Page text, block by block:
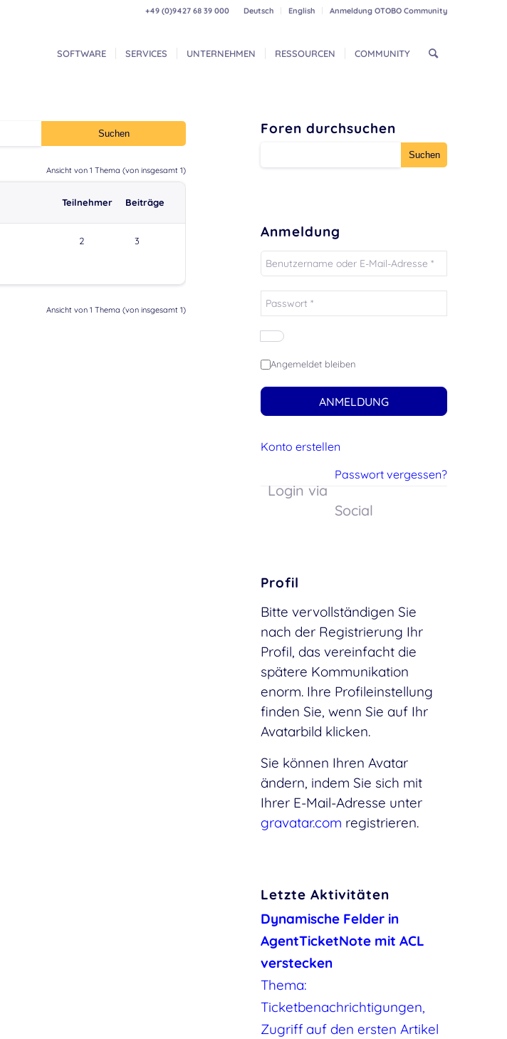
Deutsch English Anmeldung OTOBO Community
+49 (0)9427 68 39 000
SOFTWARE SERVICES UNTERNEHMEN RESSOURCEN COMMUNITY
Ansicht von 1 Thema (von insgesamt 1)
Teilnehmer Beiträge
2 3
Ansicht von 1 Thema (von insgesamt 1)
Foren durchsuchen
Anmeldung
Angemeldet bleiben
ANMELDUNG
Konto erstellen
Passwort vergessen?
Login via
Social
Profil
Bitte vervollständigen Sie
nach der Registrierung Ihr
Profil, das vereinfacht die
spätere Kommunikation
enorm. Ihre Profileinstellung
finden Sie, wenn Sie auf Ihr
Avatarbild klicken.
Sie können Ihren Avatar
ändern, indem Sie sich mit
Ihrer E-Mail-Adresse unter
gravatar.com registrieren.
Letzte Aktivitäten
Dynamische Felder in
AgentTicketNote mit ACL
verstecken
Thema:
Ticketbenachrichtigungen,
Zugriff auf den ersten Artikel